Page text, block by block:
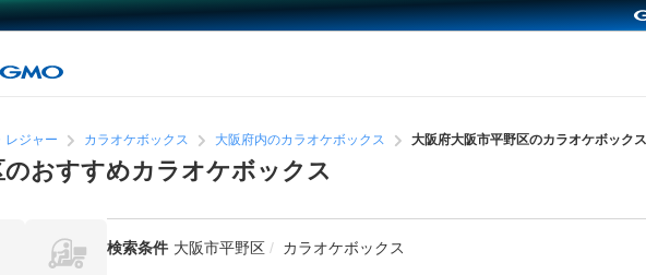
レジャー カラオケボックス 大阪府内のカラオケボックス 大阪府大阪市平野区のカラオケボックス
のおすすめカラオケボックス
検索条件 大阪市平野区 カラオケボックス